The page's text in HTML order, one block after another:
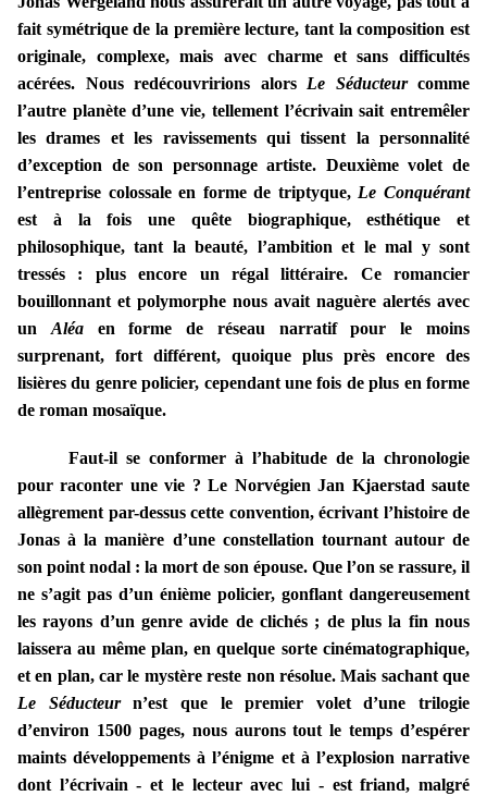
fait symétrique de la première lecture, tant la composition est
originale, complexe, mais avec charme et sans difficultés
acérées. Nous redécouvririons alors Le Séducteurcomme
l’autre planète d’une vie, tellement l’écrivain sait entremêler
les drames et les ravissements qui tissent la personnalité
d’exception de son personnage artiste. Deuxième volet de
l’entreprise colossale en forme de triptyque, Le Conquérant
est à la fois une quête biographique, esthétique et
philosophique, tant la beauté, l’ambition et le mal y sont
tressés : plus encore un régal littéraire. Ce romancier
bouillonnant et polymorphe nous avait naguère alertés avec
un Aléaen forme de réseau narratif pour le moins
surprenant, fort différent, quoique plus près encore des
lisières du genre policier, cependant une fois de plus en forme
de roman mosaïque.
Faut-il se conformer à l’habitude de la chronologie
pour raconter une vie ? Le Norvégien Jan Kjaerstad saute
allègrement par-dessus cette convention, écrivant l’histoire de
Jonas à la manière d’une constellation tournant autour de
son point nodal : la mort de son épouse. Que l’on se rassure, il
ne s’agit pas d’un énième policier, gonflant dangereusement
les rayons d’un genre avide de clichés ; de plus la fin nous
laissera au même plan, en quelque sorte cinématographique,
et en plan, car le mystère reste non résolue. Mais sachant que
Le Séducteurn’est que le premier volet d’une trilogie
d’environ 1500 pages, nous aurons tout le temps d’espérer
maints développements à l’énigme et à l’explosion narrative
dont l’écrivain - et le lecteur avec lui - est friand, malgré